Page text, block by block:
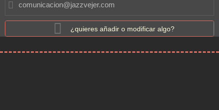
comunicacion@jazzvejer.com
¿quieres añadir o modificar algo?